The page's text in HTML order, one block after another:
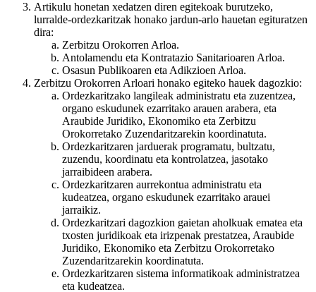
Artikulu honetan xedatzen diren egitekoak burutzeko,
lurralde-ordezkaritzak honako jardun-arlo hauetan egituratzen
dira:
Zerbitzu Orokorren Arloa.
Antolamendu eta Kontratazio Sanitarioaren Arloa.
Osasun Publikoaren eta Adikzioen Arloa.
Zerbitzu Orokorren Arloari honako egiteko hauek dagozkio:
Ordezkaritzako langileak administratu eta zuzentzea,
organo eskudunek ezarritako arauen arabera, eta
Araubide Juridiko, Ekonomiko eta Zerbitzu
Orokorretako Zuzendaritzarekin koordinatuta.
Ordezkaritzaren jarduerak programatu, bultzatu,
zuzendu, koordinatu eta kontrolatzea, jasotako
jarraibideen arabera.
Ordezkaritzaren aurrekontua administratu eta
kudeatzea, organo eskudunek ezarritako arauei
jarraikiz.
Ordezkaritzari dagozkion gaietan aholkuak ematea eta
txosten juridikoak eta irizpenak prestatzea, Araubide
Juridiko, Ekonomiko eta Zerbitzu Orokorretako
Zuzendaritzarekin koordinatuta.
Ordezkaritzaren sistema informatikoak administratzea
eta kudeatzea.